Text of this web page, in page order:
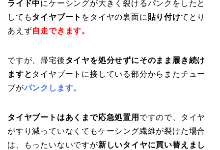
ライド中にケーシングが大きく裂けるパンクをしたと
してもタイヤブート をタイヤの裏面に 貼り付けてとり
あえず自走できます。
ですが、帰宅後タイヤを処分せずにそのまま履き続け
ますと タイヤブートに接している部分からまたチュー
ブがパンクします。
タイヤブートはあくまで応急処置用 ですので、タイヤ
がすり減っていなくてもケーシング繊維が裂けた場合
は、もったいないですが新しいタイヤに買い替えまし